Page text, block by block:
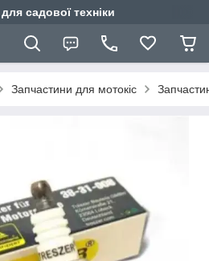
садової техніки
Запчастини для мотокіс